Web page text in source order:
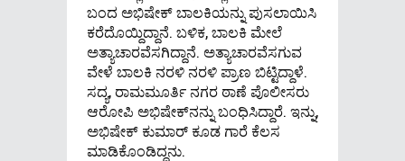
ಬಂದ ಅಭಿಷೇಕ್​ ಬಾಲಕಿಯನ್ನು ಪುಸಲಾಯಿಸಿ
ಕರೆದೊಯ್ದಿದ್ದಾನೆ. ಬಳಿಕ, ಬಾಲಕಿ ಮೇಲೆ
ಅತ್ಯಾಚಾರವೆಸಗಿದ್ದಾನೆ. ಅತ್ಯಾಚಾರವೆಸಗುವ
ವೇಳೆ ಬಾಲಕಿ ನರಳಿ ನರಳಿ ಪ್ರಾಣ ಬಿಟ್ಟಿದ್ದಾಳೆ.
ಸದ್ಯ, ರಾಮಮೂರ್ತಿ ನಗರ ಠಾಣೆ ಪೊಲೀಸರು
ಆರೋಪಿ ಅಭಿಷೇಕ್​ನನ್ನು ಬಂಧಿಸಿದ್ದಾರೆ. ಇನ್ನು,
ಅಭಿಷೇಕ್​ ಕುಮಾರ್​ ಕೂಡ ಗಾರೆ ಕೆಲಸ
ಮಾಡಿಕೊಂಡಿದ್ದನು.